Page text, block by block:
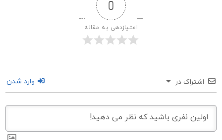
0
امتیازدهی به مقاله
اشتراک در وارد شدن